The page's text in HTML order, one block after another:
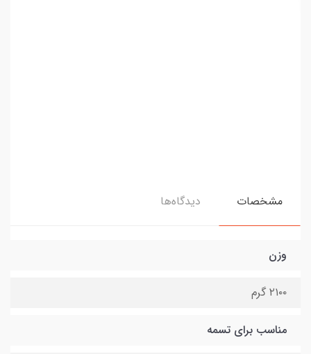
مشخصات دیدگاه‌ها
وزن
۲۱۰۰ گرم
مناسب برای تسمه